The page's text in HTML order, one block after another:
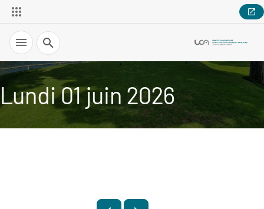
Recherche
Lundi 01 juin 2026